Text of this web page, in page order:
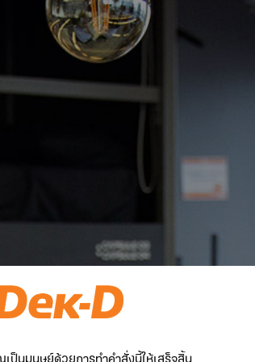
ป็นมนุษย์ด้วยการทำคำสั่งนี้ให้เสร็จสิ้น